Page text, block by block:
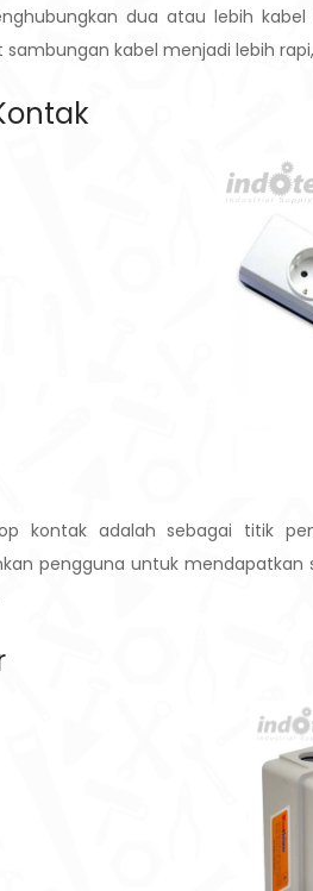
dua atau lebih
kabel menjadi lebih
kontak adalah sebagai titik
pengguna untuk mendapatkan